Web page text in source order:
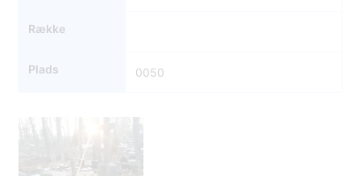
Række
Plads 0050